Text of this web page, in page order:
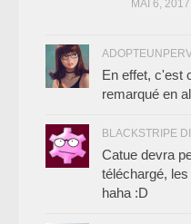
MAI 6, 2017
En effet, c'est
remarqué en
BLACKSTRIPE
Catue devra
téléchargé,
haha :D